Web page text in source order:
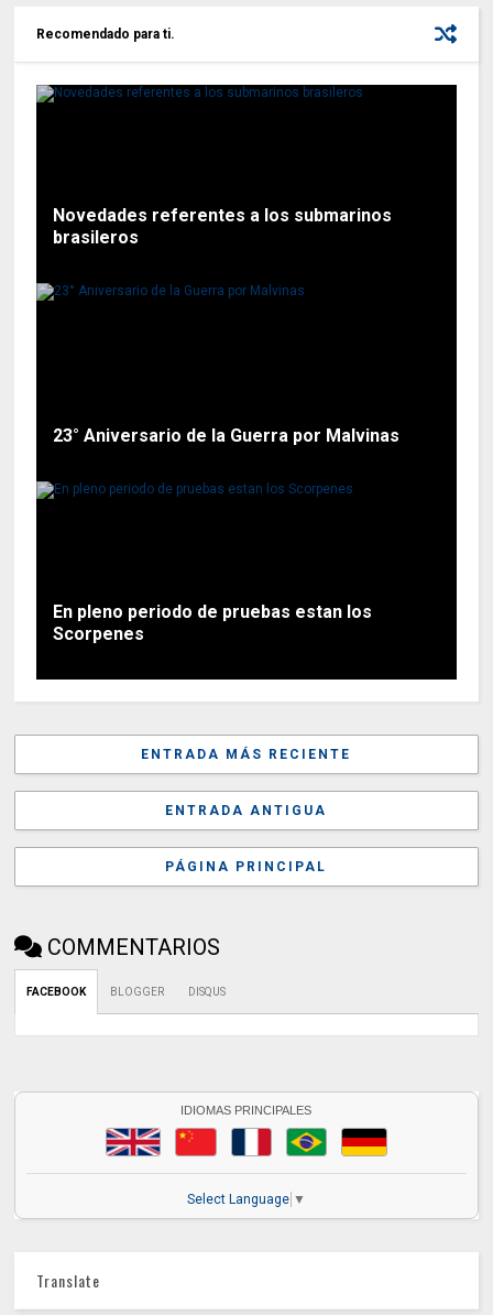
Recomendado para ti.
Novedades referentes a los submarinos
brasileros
23° Aniversario de la Guerra por Malvinas
En pleno periodo de pruebas estan los
Scorpenes
ENTRADA MÁS RECIENTE
ENTRADA ANTIGUA
PÁGINA PRINCIPAL
COMMENTARIOS
FACEBOOK BLOGGER DISQUS
IDIOMAS PRINCIPALES
Select Language ▼
Translate